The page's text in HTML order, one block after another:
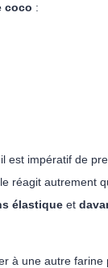
coco :
est impératif de
réagit autrement
élastique et
à une autre farine